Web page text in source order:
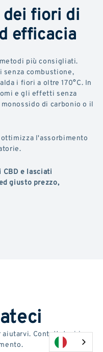
fiori di
efficacia
più consigliati.
senza combustione,
i fiori a oltre 170°C. In
e gli effetti senza
di carbonio o il
l'assorbimento
e lasciati
giusto prezzo,
aiutarvi. Contattateci in